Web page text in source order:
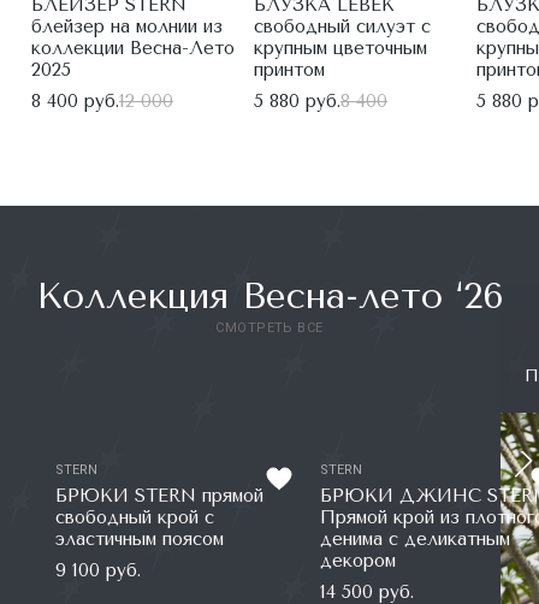
блейзер на молнии из
коллекции Весна-Лето
2025
8 400 руб.12 000
свободный силуэт с
крупным цветочным
принтом
5 880 руб.8 400
5 880
Коллекция Весна-лето ‘26
СМОТРЕТЬ ВСЕ
STERN
БРЮКИ STERN прямой
свободный крой с
эластичным поясом
9 100 руб.
STERN
БРЮКИ ДЖИНС
Прямой крой из
денима с деликатным
декором
14 500 руб.